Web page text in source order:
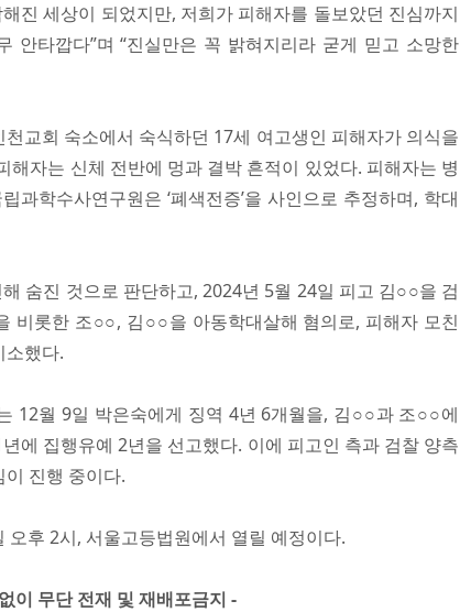
진 세상이 되었지만, 저희가 피해자를 돌보았던 진심까지
안타깝다”며 “진실만은 꼭 밝혀지리라 굳게 믿고 소망한
교회 숙소에서 숙식하던 17세 여고생인 피해자가 의식을
해자는 신체 전반에 멍과 결박 흔적이 있었다. 피해자는 병
과학수사연구원은 ‘폐색전증’을 사인으로 추정하며, 학대
숨진 것으로 판단하고, 2024년 5월 24일 피고 김○○을 검
비롯한 조○○, 김○○을 아동학대살해 혐의로, 피해자 모친
소했다.
12월 9일 박은숙에게 징역 4년 6개월을, 김○○과 조○○에
에 집행유예 2년을 선고했다. 이에 피고인 측과 검찰 양측
진행 중이다.
후 2시, 서울고등법원에서 열릴 예정이다.​
무단 전재 및 재배포금지 -